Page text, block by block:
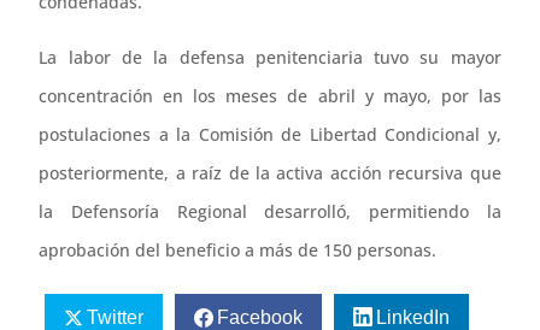
La labor de la defensa penitenciaria tuvo su mayor
concentración en los meses de abril y mayo, por las
postulaciones a la Comisión de Libertad Condicional y,
posteriormente, a raíz de la activa acción recursiva que
la Defensoría Regional desarrolló, permitiendo la
aprobación del beneficio a más de 150 personas.
Twitter Facebook LinkedIn